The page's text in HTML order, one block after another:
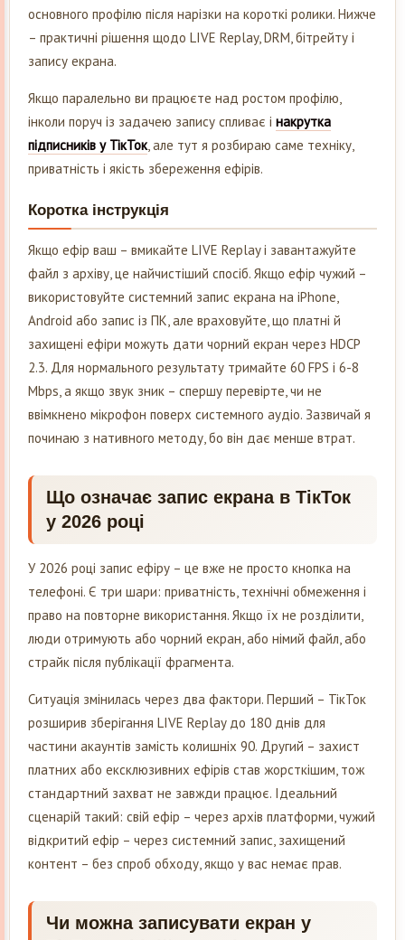
основного профілю після нарізки на короткі ролики. Нижче
– практичні рішення щодо LIVE Replay, DRM, бітрейту і
запису екрана.
Якщо паралельно ви працюєте над ростом профілю,
інколи поруч із задачею запису спливає і накрутка
підписників у ТікТок, але тут я розбираю саме техніку,
приватність і якість збереження ефірів.
Коротка інструкція
Якщо ефір ваш – вмикайте LIVE Replay і завантажуйте
файл з архіву, це найчистіший спосіб. Якщо ефір чужий –
використовуйте системний запис екрана на iPhone,
Android або запис із ПК, але враховуйте, що платні й
захищені ефіри можуть дати чорний екран через HDCP
2.3. Для нормального результату тримайте 60 FPS і 6-8
Mbps, а якщо звук зник – спершу перевірте, чи не
ввімкнено мікрофон поверх системного аудіо. Зазвичай я
починаю з нативного методу, бо він дає менше втрат.
Що означає запис екрана в ТікТок
у 2026 році
У 2026 році запис ефіру – це вже не просто кнопка на
телефоні. Є три шари: приватність, технічні обмеження і
право на повторне використання. Якщо їх не розділити,
люди отримують або чорний екран, або німий файл, або
страйк після публікації фрагмента.
Ситуація змінилась через два фактори. Перший – ТікТок
розширив зберігання LIVE Replay до 180 днів для
частини акаунтів замість колишніх 90. Другий – захист
платних або ексклюзивних ефірів став жорсткішим, тож
стандартний захват не завжди працює. Ідеальний
сценарій такий: свій ефір – через архів платформи, чужий
відкритий ефір – через системний запис, захищений
контент – без спроб обходу, якщо у вас немає прав.
Чи можна записувати екран у